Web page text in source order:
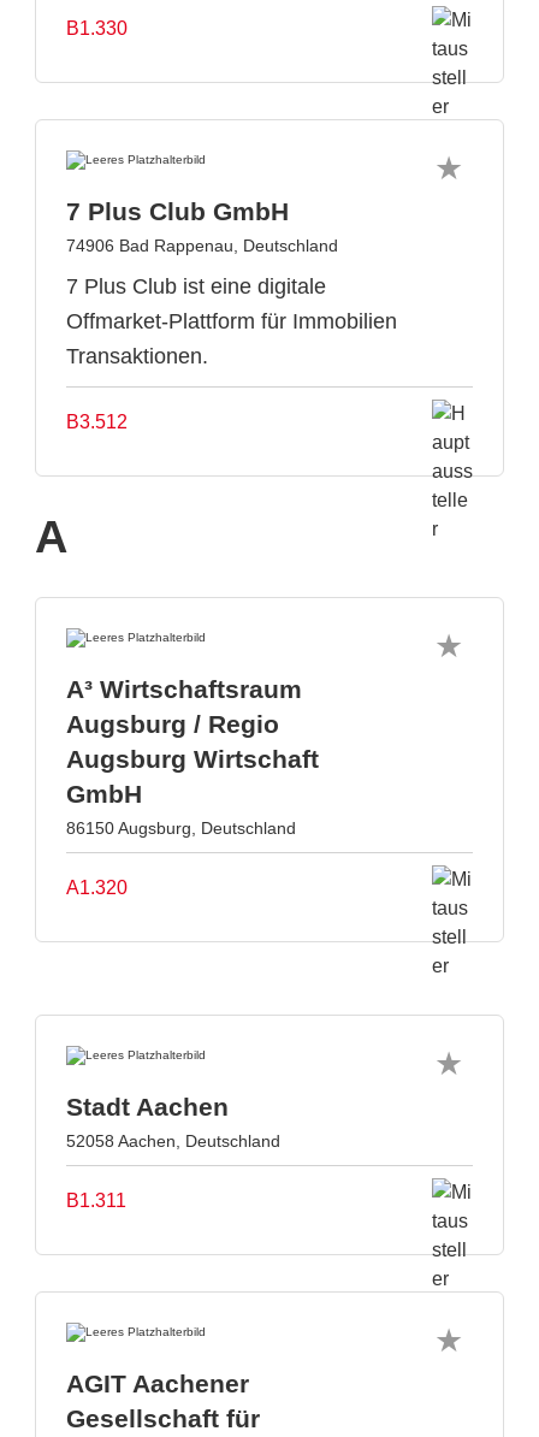
B1.330
7 Plus Club GmbH
74906 Bad Rappenau, Deutschland
7 Plus Club ist eine digitale
Offmarket-Plattform für Immobilien
Transaktionen.
B3.512
A
A³ Wirtschaftsraum
Augsburg / Regio
Augsburg Wirtschaft
GmbH
86150 Augsburg, Deutschland
A1.320
Stadt Aachen
52058 Aachen, Deutschland
B1.311
AGIT Aachener
Gesellschaft für